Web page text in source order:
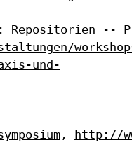
und-
, http://